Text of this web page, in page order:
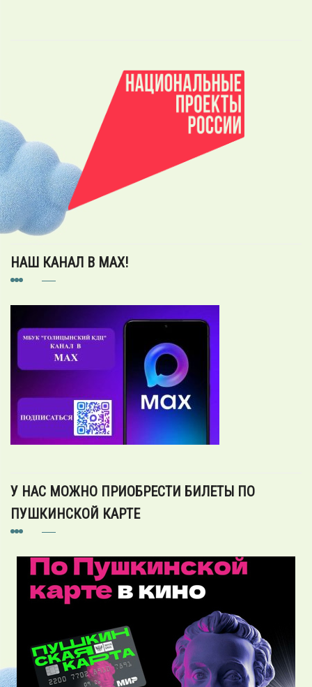
НАШ КАНАЛ В MAX!
У НАС МОЖНО ПРИОБРЕСТИ БИЛЕТЫ ПО
ПУШКИНСКОЙ КАРТЕ